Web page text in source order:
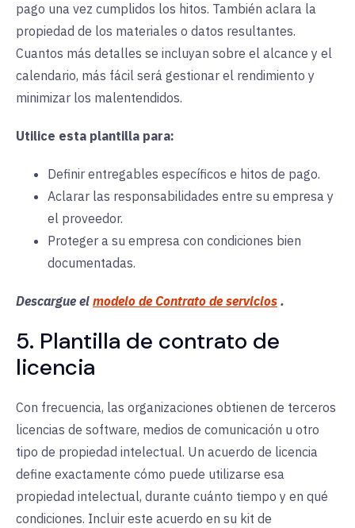
pago una vez cumplidos los hitos. También aclara la
propiedad de los materiales o datos resultantes.
Cuantos más detalles se incluyan sobre el alcance y el
calendario, más fácil será gestionar el rendimiento y
minimizar los malentendidos.
Utilice esta plantilla para:
Definir entregables específicos e hitos de pago.
Aclarar las responsabilidades entre su empresa y
el proveedor.
Proteger a su empresa con condiciones bien
documentadas.
Descargue el modelo de Contrato de servicios .
5. Plantilla de contrato de
licencia
Con frecuencia, las organizaciones obtienen de terceros
licencias de software, medios de comunicación u otro
tipo de propiedad intelectual. Un acuerdo de licencia
define exactamente cómo puede utilizarse esa
propiedad intelectual, durante cuánto tiempo y en qué
condiciones. Incluir este acuerdo en su kit de